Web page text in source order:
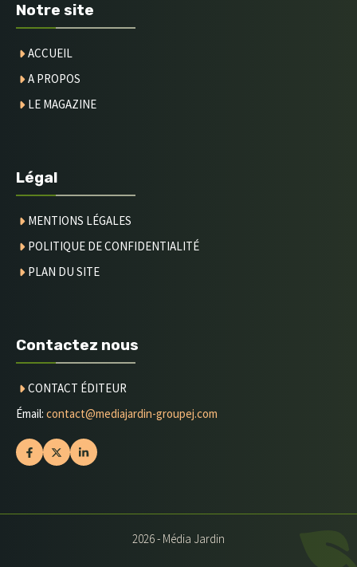
Notre site
ACCUEIL
A PROPOS
LE MAGAZINE
Légal
MENTIONS LÉGALES
POLITIQUE DE CONFIDENTIALITÉ
PLAN DU SITE
Contactez nous
CONTACT ÉDITEUR
Émail: contact@mediajardin-groupej.com
2026 - Média Jardin